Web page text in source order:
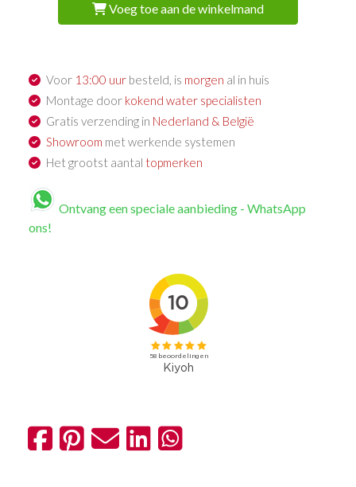
Voeg toe aan de winkelmand
Voor 13:00 uur besteld, is morgen al in huis
Montage door kokend water specialisten
Gratis verzending in Nederland & België
Showroom met werkende systemen
Het grootst aantal topmerken
Ontvang een speciale aanbieding - WhatsApp
ons!